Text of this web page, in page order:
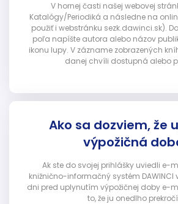
V hornej časti našej webovej
Katalógy/Periodiká a následne na
použiť i webstránku sezk.dawinci.sk).
poľa napíšte autora alebo názov
ikonu lupy. V zázname zobrazených
danej chvíli dostupná alebo
Ako sa dozviem, že
výpožičná
Ak ste do svojej prihlášky uviedli e-
knižnično-informačný systém
dni pred uplynutím výpožičnej doby e-
to, že ju onedlho